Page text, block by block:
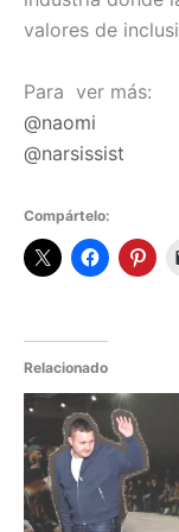
valores de
Para ver más:
@naomi
@narsissist
Compártelo:
Relacionado